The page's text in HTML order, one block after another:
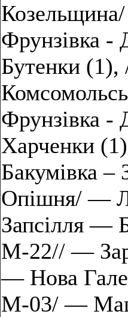
Фрунзівка -
Бутенки (1),
Фрунзівка -
Харченки (1)
Бакумівка –
Опішня/ —
Запсілля —
М-22// —
— Нова
М-03/ —